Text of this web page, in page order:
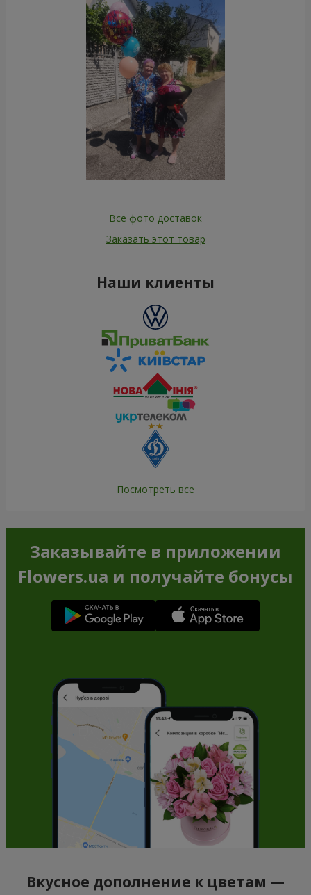
Все фото доставок
Заказать этот товар
Наши клиенты
Посмотреть все
Заказывайте в приложении
Flowers.ua и получайте бонусы
Вкусное дополнение к цветам —